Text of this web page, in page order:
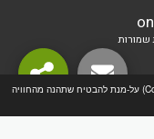
אתר זה משתמש ב"עוגיות" (Cookie) על-מנת להבטיח שתהנה מהחוויה